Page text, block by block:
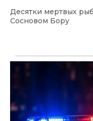
Десятки мертвых
Сосновом Бору